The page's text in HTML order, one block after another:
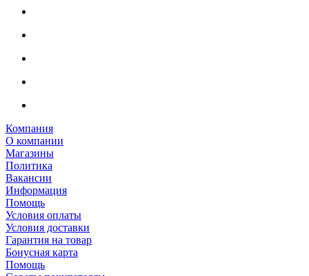
Компания
О компании
Магазины
Политика
Вакансии
Информация
Помощь
Условия оплаты
Условия доставки
Гарантия на товар
Бонусная карта
Помощь